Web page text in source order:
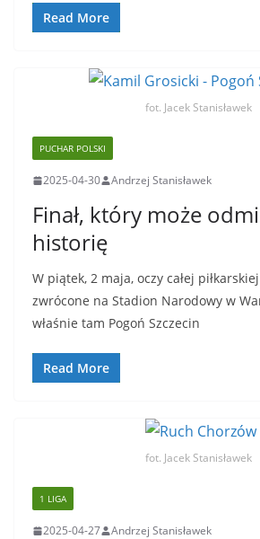
Read More
fot. Jacek Stanisławek
PUCHAR POLSKI
2025-04-30 Andrzej Stanisławek
Finał, który może
historię
W piątek, 2 maja, oczy całej
zwrócone na Stadion Narodowy w
właśnie tam Pogoń Szczecin
Read More
fot. Jacek Stanisławek
1 LIGA
2025-04-27 Andrzej Stanisławek